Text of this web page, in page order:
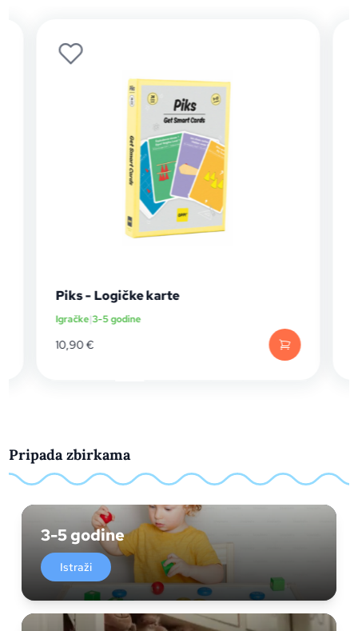
Piks - Logičke karte
Igračke|3-5 godine
10,90€
Pripada zbirkama
3-5 godine
Istraži